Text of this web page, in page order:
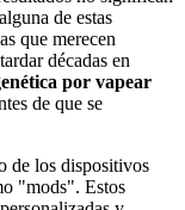
de estas
que merecen
décadas en
por vapear
de que se
de los dispositivos
"mods". Estos